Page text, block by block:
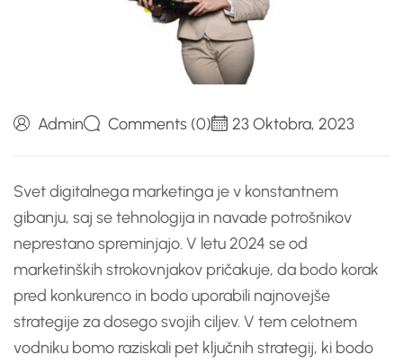
Admin Comments (0) 23 Oktobra, 2023
Svet digitalnega marketinga je v konstantnem
gibanju, saj se tehnologija in navade potrošnikov
neprestano spreminjajo. V letu 2024 se od
marketinških strokovnjakov pričakuje, da bodo korak
pred konkurenco in bodo uporabili najnovejše
strategije za dosego svojih ciljev. V tem celotnem
vodniku bomo raziskali pet ključnih strategij, ki bodo